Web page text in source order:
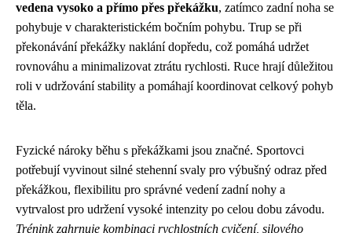
vedena vysoko a přímo přes překážku, zatímco zadní noha se
pohybuje v charakteristickém bočním pohybu. Trup se při
překonávání překážky naklání dopředu, což pomáhá udržet
rovnováhu a minimalizovat ztrátu rychlosti. Ruce hrají důležitou
roli v udržování stability a pomáhají koordinovat celkový pohyb
těla.
Fyzické nároky běhu s překážkami jsou značné. Sportovci
potřebují vyvinout silné stehenní svaly pro výbušný odraz před
překážkou, flexibilitu pro správné vedení zadní nohy a
vytrvalost pro udržení vysoké intenzity po celou dobu závodu.
Trénink zahrnuje kombinaci rychlostních cvičení, silového